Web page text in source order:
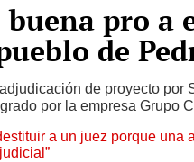
pro a
de
de proyecto por
por la empresa Grupo
a un juez porque una